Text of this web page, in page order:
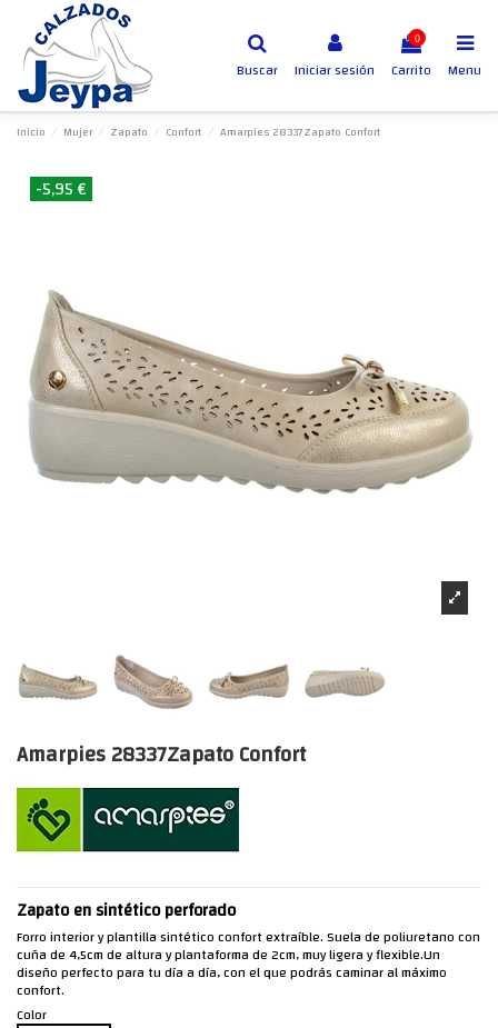
Buscar Iniciar sesión
0
Carrito Menu
Inicio Mujer Zapato Confort Amarpies 28337Zapato Confort
-5,95 €
Amarpies 28337Zapato Confort
Zapato en sintético perforado
Forro interior y plantilla sintético confort extraíble. Suela de poliuretano con
cuña de 4,5cm de altura y plantaforma de 2cm, muy ligera y flexible.Un
diseño perfecto para tu día a día, con el que podrás caminar al máximo
confort.
Color